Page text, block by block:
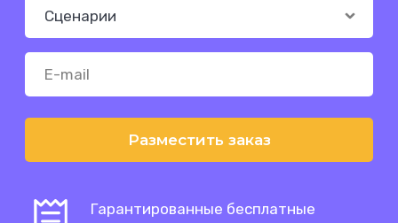
Разместить заказ
Гарантированные бесплатные